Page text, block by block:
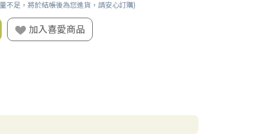
不足，將於結帳後為您進貨，請安心訂購)
加入喜愛商品